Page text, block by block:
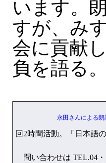
います。
すが、み
会に貢献
負を語る。
永田さんによる朗
回2時間活動。「日本語
問い合わせは TEL.04・